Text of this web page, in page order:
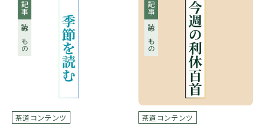
記事
読みもの
茶道コンテンツ
記事
読みもの
茶道コンテンツ